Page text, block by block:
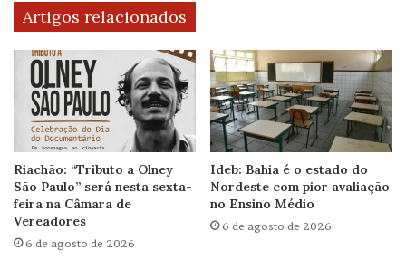
Artigos relacionados
Riachão: “Tributo a Olney
São Paulo” será nesta sexta-
feira na Câmara de
Vereadores
6 de agosto de 2026
Ideb: Bahia é o estado do
Nordeste com pior avaliação
no Ensino Médio
6 de agosto de 2026